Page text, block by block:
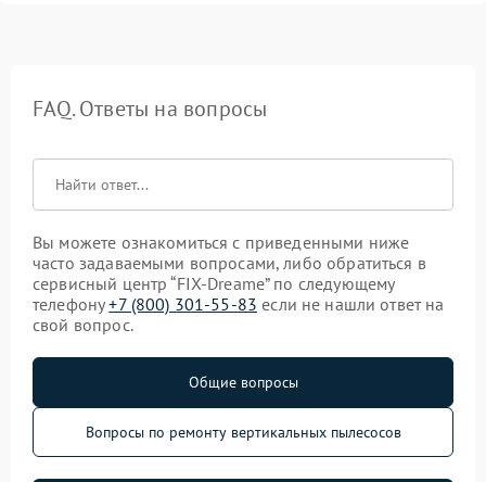
FAQ. Ответы на вопросы
Вы можете ознакомиться с приведенными ниже
часто задаваемыми вопросами, либо обратиться в
сервисный центр “FIX-Dreame” по следующему
телефону+7 (800) 301-55-83 если не нашли ответ на
свой вопрос.
Общие вопросы
Вопросы по ремонту вертикальных пылесосов